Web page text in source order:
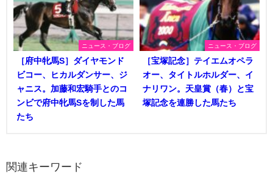
ニュース・ブログ
［府中牝馬S］ダイヤモンド
ビコー、ヒカルダンサー、ジ
ャニス。加藤和宏騎手とのコ
ンビで府中牝馬Sを制した馬
たち
ニュース・ブログ
［宝塚記念］テイエムオペラ
オー、タイトルホルダー、イ
ナリワン。天皇賞（春）と宝
塚記念を連勝した馬たち
関連キーワード